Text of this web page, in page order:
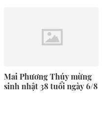
Mai Phương Thúy mừng
sinh nhật 38 tuổi ngày 6/8